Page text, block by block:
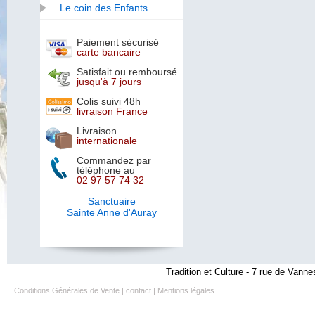
Le coin des Enfants
Paiement sécurisé
carte bancaire
Satisfait ou remboursé
jusqu'à 7 jours
Colis suivi 48h
livraison France
Livraison
internationale
Commandez par
téléphone au
02 97 57 74 32
Sanctuaire
Sainte Anne d'Auray
Tradition et Culture - 7 rue de
Conditions Générales de Vente | contact | Mentions légales